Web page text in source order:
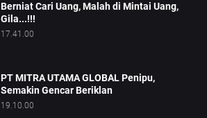
Berniat Cari Uang, Malah di Mintai Uang,
Gila...!!!
17.41.00
PT MITRA UTAMA GLOBAL Penipu,
Semakin Gencar Beriklan
19.10.00